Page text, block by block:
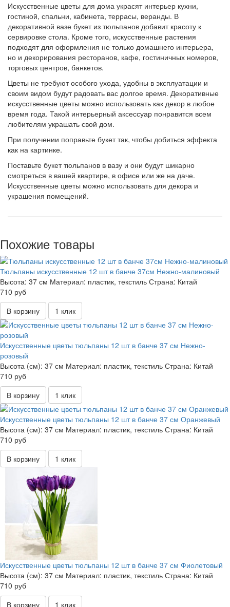
Искусственные цветы для дома украсят интерьер кухни,
гостиной, спальни, кабинета, террасы, веранды. В
декоративной вазе букет из тюльпанов добавит красоту к
сервировке стола. Кроме того, искусственные растения
подходят для оформления не только домашнего интерьера,
но и декорирования ресторанов, кафе, гостиничных номеров,
торговых центров, банкетов.
Цветы не требуют особого ухода, удобны в эксплуатации и
своим видом будут радовать вас долгое время. Декоративные
искусственные цветы можно использовать как декор в любое
время года. Такой интерьерный аксессуар понравится всем
любителям украшать свой дом.
При получении поправьте букет так, чтобы добиться эффекта
как на картинке.
Поставьте букет тюльпанов в вазу и они будут шикарно
смотреться в вашей квартире, в офисе или же на даче.
Искусственные цветы можно использовать для декора и
украшения помещений.
Похожие товары
Тюльпаны искусственные 12 шт в банче 37см Нежно-малиновый
Высота: 37 см Материал: пластик, текстиль Страна: Китай
710 руб
В корзину
1 клик
Искусственные цветы тюльпаны 12 шт в банче 37 см Нежно-
розовый
Высота (см): 37 см Материал: пластик, текстиль Страна: Китай
710 руб
В корзину
1 клик
Искусственные цветы тюльпаны 12 шт в банче 37 см Оранжевый
Высота (см): 37 см Материал: пластик, текстиль Страна: Китай
710 руб
В корзину
1 клик
Искусственные цветы тюльпаны 12 шт в банче 37 см Фиолетовый
Высота (см): 37 см Материал: пластик, текстиль Страна: Китай
710 руб
В корзину
1 клик